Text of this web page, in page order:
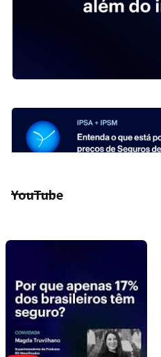
YouTube